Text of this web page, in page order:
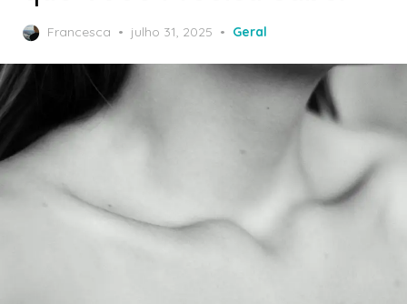
Francesca
Posted
julho 31, 2025 Geral